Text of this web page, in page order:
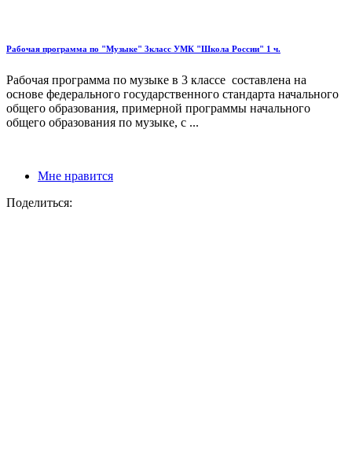
Рабочая программа по "Музыке" 3класс УМК "Школа России" 1 ч.
Рабочая программа по музыке в 3 классе составлена на
основе федерального государственного стандарта начального
общего образования, примерной программы начального
общего образования по музыке, с ...
Мне нравится
Поделиться: